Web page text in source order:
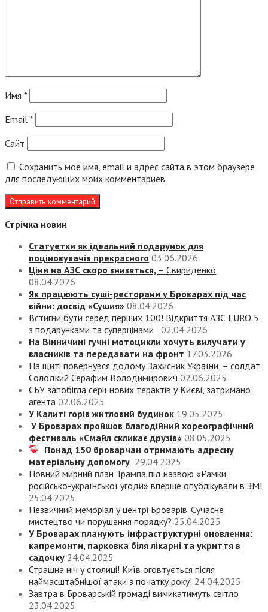
Имя *
Email *
Сайт
Сохранить моё имя, email и адрес сайта в этом браузере
для последующих моих комментариев.
Стрічка новин
Статуетки як ідеальний подарунок для
поціновувачів прекрасного 03.06.2026
Ціни на АЗС скоро знизяться, – Свириденко
08.04.2026
Як працюють суші-ресторани у Броварах під час
війни: досвід «Сушия» 08.04.2026
Встигни бути серед перших 100! Відкриття АЗС EURO 5
з подарунками та суперцінами
02.04.2026
На Вінничині гучні мотоцикли хочуть вилучати у
власників та передавати на фронт 17.03.2026
На щиті повернувся додому Захисник України, – солдат
Солодкий Серафим Володимирович 02.06.2025
СБУ запобігла серії нових терактів у Києві, затримано
агента 02.06.2025
У Калиті горів житловий будинок 19.05.2025
У Броварах пройшов благодійний хореографічний
фестиваль «Смайл скликає друзів» 08.05.2025
Понад 150 броварчан отримають адресну
матеріальну допомогу 29.04.2025
Повний мирний план Трампа під назвою «‎Рамки
російсько-української угоди» вперше опублікували в ЗМІ
25.04.2025
Незвичний меморіал у центрі Броварів. Сучасне
мистецтво чи порушення порядку? 25.04.2025
У Броварах планують інфраструктурні оновлення:
капремонти, парковка біля лікарні та укриття в
садочку 24.04.2025
Страшна ніч у столиці! Київ оговтується після
наймасштабнішої атаки з початку року! 24.04.2025
Завтра в Броварській громаді вимикатимуть світло
23.04.2025